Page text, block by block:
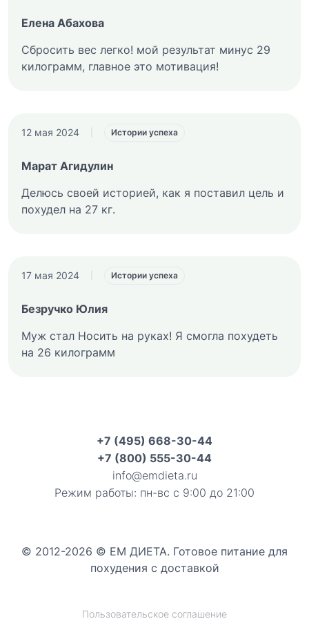
Елена Абахова
Сбросить вес легко! мой результат минус 29
килограмм, главное это мотивация!
12 мая 2024 Истории успеха
Марат Агидулин
Делюсь своей историей, как я поставил цель и
похудел на 27 кг.
17 мая 2024 Истории успеха
Безручко Юлия
Муж стал Носить на руках! Я смогла похудеть
на 26 килограмм
+7 (495) 668-30-44
+7 (800) 555-30-44
info@emdieta.ru
Режим работы: пн-вс с 9:00 до 21:00
© 2012-2026 © ЕМ ДИЕТА. Готовое питание для
похудения с доставкой
Пользовательское соглашение